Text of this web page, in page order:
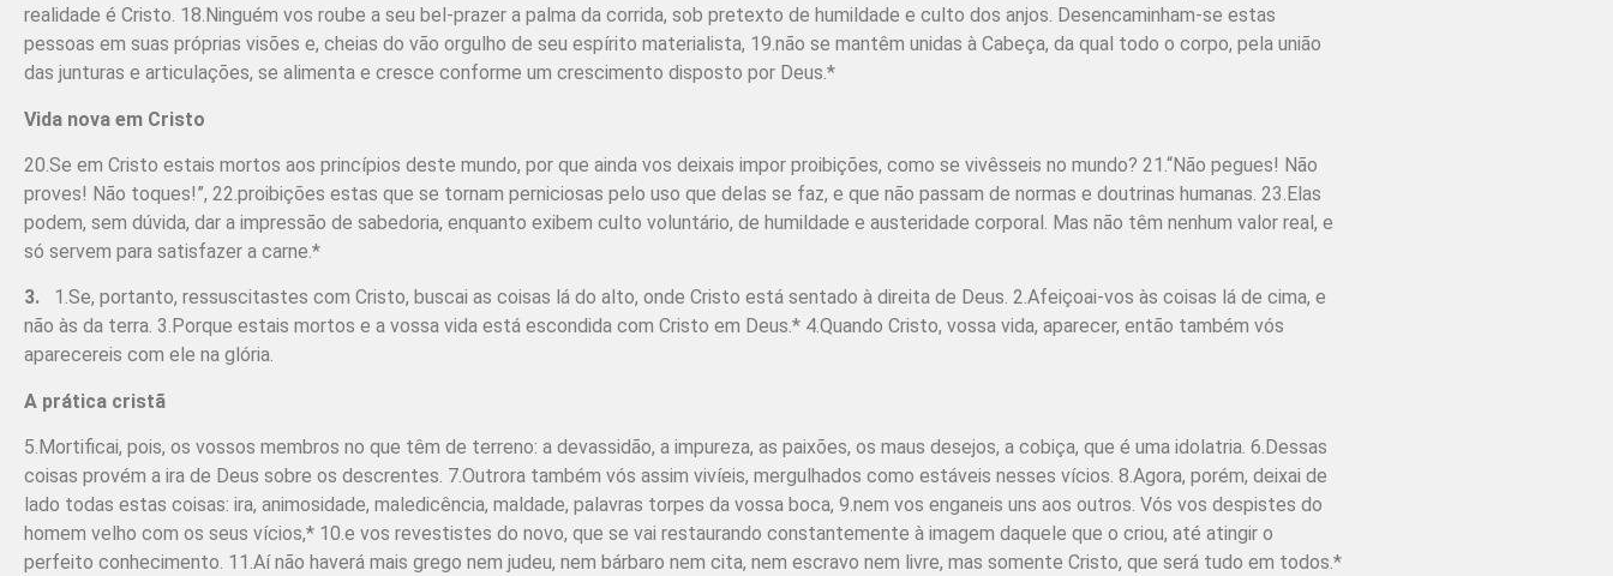
realidade é Cristo. 18.Ninguém vos roube a seu bel-prazer a palma da corrida, sob pretexto de humildade e culto dos anjos. Desencaminham-se estas
pessoas em suas próprias visões e, cheias do vão orgulho de seu espírito materialista, 19.não se mantêm unidas à Cabeça, da qual todo o corpo, pela união
das junturas e articulações, se alimenta e cresce conforme um crescimento disposto por Deus.*
Vida nova em Cristo
20.Se em Cristo estais mortos aos princípios deste mundo, por que ainda vos deixais impor proibições, como se vivêsseis no mundo? 21.“Não pegues! Não
proves! Não toques!”, 22.proibições estas que se tornam perniciosas pelo uso que delas se faz, e que não passam de normas e doutrinas humanas. 23.Elas
podem, sem dúvida, dar a impressão de sabedoria, enquanto exibem culto voluntário, de humildade e austeridade corporal. Mas não têm nenhum valor real, e
só servem para satisfazer a carne.*
3. 1.Se, portanto, ressuscitastes com Cristo, buscai as coisas lá do alto, onde Cristo está sentado à direita de Deus. 2.Afeiçoai-vos às coisas lá de cima, e
não às da terra. 3.Porque estais mortos e a vossa vida está escondida com Cristo em Deus.* 4.Quando Cristo, vossa vida, aparecer, então também vós
aparecereis com ele na glória.
A prática cristã
5.Mortificai, pois, os vossos membros no que têm de terreno: a devassidão, a impureza, as paixões, os maus desejos, a cobiça, que é uma idolatria. 6.Dessas
coisas provém a ira de Deus sobre os descrentes. 7.Outrora também vós assim vivíeis, mergulhados como estáveis nesses vícios. 8.Agora, porém, deixai de
lado todas estas coisas: ira, animosidade, maledicência, maldade, palavras torpes da vossa boca, 9.nem vos enganeis uns aos outros. Vós vos despistes do
homem velho com os seus vícios,* 10.e vos revestistes do novo, que se vai restaurando constantemente à imagem daquele que o criou, até atingir o
perfeito conhecimento. 11.Aí não haverá mais grego nem judeu, nem bárbaro nem cita, nem escravo nem livre, mas somente Cristo, que será tudo em todos.*